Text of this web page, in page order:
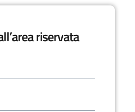
riservata